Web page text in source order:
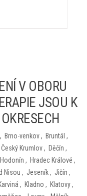
V OBORU
JSOU K
, Brno-venkov, Bruntál ,
Český Krumlov, Děčín ,
Hodonín , Hradec Králové ,
Nisou , Jeseník, Jičín ,
, Kladno , Klatovy,